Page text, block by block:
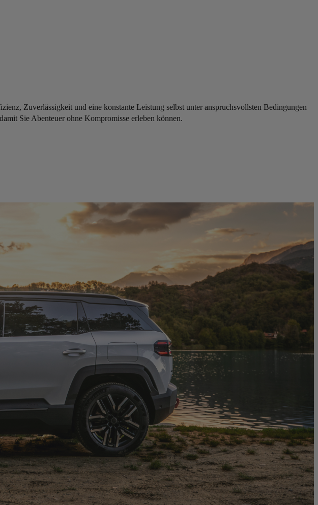
Zuverlässigkeit und eine konstante Leistung selbst unter anspruchsvollsten Bedingungen
Sie Abenteuer ohne Kompromisse erleben können.